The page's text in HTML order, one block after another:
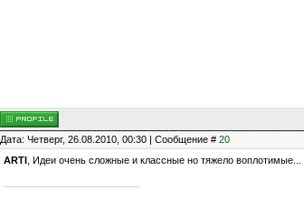
Дата: Четверг, 26.08.2010, 00:30 | Сообщение # 20
ARTI , Идеи очень сложные и классные но тяжело